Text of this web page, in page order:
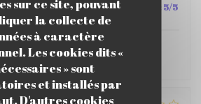
sur ce site, pouvant
la collecte de
à caractère
Les cookies dits «
» sont
et installés par
D'autres cookies
:5/5 Cuisine :5/5 Qualité / Prix 5/5